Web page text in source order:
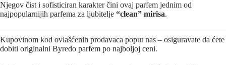
Njegov čist i sofisticiran karakter čini ovaj parfem jednim od
najpopularnijih parfema za ljubitelje “clean” mirisa.
Kupovinom kod ovlašćenih prodavaca poput nas – osiguravate da ćete
dobiti originalni Byredo parfem po najboljoj ceni.